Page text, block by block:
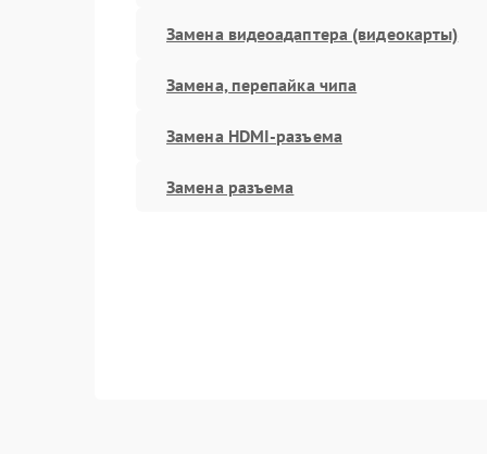
Замена видеоадаптера (видеокарты)
Замена, перепайка чипа
Замена HDMI-разъема
Замена разъема